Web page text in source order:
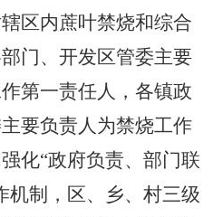
区内蔗叶禁烧和综合
门、开发区管委主要
第一责任人，各镇政
要负责人为禁烧工作
化“政府负责、部门联
机制，区、乡、村三级